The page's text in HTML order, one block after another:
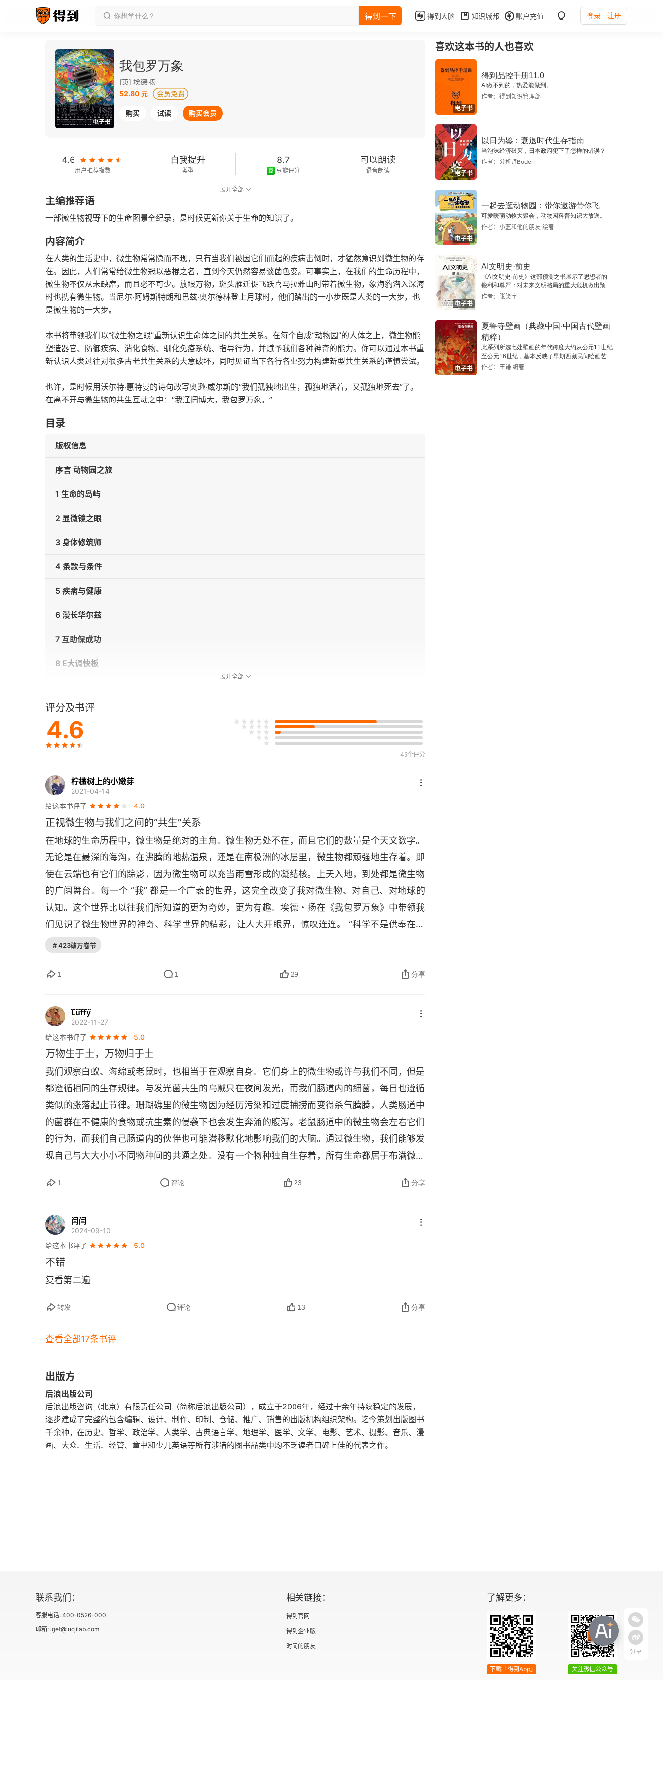
得到一下 得到大脑 知识城邦 账户充值 登录 注册
电子书
我包罗万象
[英] 埃德·扬
52.80 元
购买 试读 购买会员
4.6
用户推荐指数
自我提升
类型
8.7
豆瓣评分
可以朗读
语音朗读
字数
展开全部
主编推荐语
一部微生物视野下的生命图景全纪录，是时候更新你关于生命的知识了。
内容简介
在人类的生活史中，微生物常常隐而不现，只有当我们被因它们而起的疾病击倒时，才猛然意识到微生物的存
在。因此，人们常常给微生物冠以恶棍之名，直到今天仍然容易谈菌色变。可事实上，在我们的生命历程中，
微生物不仅从未缺席，而且必不可少。放眼万物，斑头雁迁徙飞跃喜马拉雅山时带着微生物，象海豹潜入深海
时也携有微生物。当尼尔·阿姆斯特朗和巴兹·奥尔德林登上月球时，他们踏出的一小步既是人类的一大步，也
是微生物的一大步。
本书将带领我们以“微生物之眼”重新认识生命体之间的共生关系。在每个自成“动物园”的人体之上，微生物能
塑造器官、防御疾病、消化食物、驯化免疫系统、指导行为，并赋予我们各种神奇的能力。你可以通过本书重
新认识人类过往对很多古老共生关系的大意破坏，同时见证当下各行各业努力构建新型共生关系的谨慎尝试。
也许，是时候用沃尔特·惠特曼的诗句改写奥逊·威尔斯的“我们孤独地出生，孤独地活着，又孤独地死去”了。
在离不开与微生物的共生互动之中：“我辽阔博大，我包罗万象。”
目录
版权信息
序言 动物园之旅
1 生命的岛屿
2 显微镜之眼
3 身体修筑师
4 条款与条件
5 疾病与健康
6 漫长华尔兹
7 互助保成功
8 E大调快板
10 明日的世界
致谢
参考文献
译后记
展开全部
评分及书评
4.6
45个评分
柠檬树上的小嫩芽
2021-04-14
给这本书评了
4.0
正视微生物与我们之间的“共生”关系
在地球的生命历程中，微生物是绝对的主角。微生物无处不在，而且它们的数量是个天文数字。
无论是在最深的海沟，在沸腾的地热温泉，还是在南极洲的冰层里，微生物都顽强地生存着。即
使在云端也有它们的踪影，因为微生物可以充当雨雪形成的凝结核。上天入地，到处都是微生物
的广阔舞台。每一个 “我” 都是一个广袤的世界，这完全改变了我对微生物、对自己、对地球的
认知。这个世界比以往我们所知道的更为奇妙，更为有趣。埃德・扬在《我包罗万象》中带领我
们见识了微生物世界的神奇、科学世界的精彩，让人大开眼界，惊叹连连。 “科学不是供奉在象
牙塔里的东西，它存在于我们的身边，影响着我们的生活，陪伴着人类的文明。”
# 423破万卷节
1 1 29 分享
L⃛u⃛f⃛f⃛y⃛
2022-11-27
给这本书评了
5.0
万物生于土，万物归于土
我们观察白蚁、海绵或老鼠时，也相当于在观察自身。它们身上的微生物或许与我们不同，但是
都遵循相同的生存规律。与发光菌共生的乌贼只在夜间发光，而我们肠道内的细菌，每日也遵循
类似的涨落起止节律。珊瑚礁里的微生物因为经历污染和过度捕捞而变得杀气腾腾，人类肠道中
的菌群在不健康的食物或抗生素的侵袭下也会发生奔涌的腹泻。老鼠肠道中的微生物会左右它们
的行为，而我们自己肠道内的伙伴也可能潜移默化地影响我们的大脑。通过微生物，我们能够发
现自己与大大小小不同物种间的共通之处。没有一个物种独自生存着，所有生命都居于布满微生
筑以及周围的环境之间跋涉，它们使我们彼此相连，也使我们与世界相连。
1 评论 23 分享
闫闫
2024-09-10
给这本书评了
5.0
不错
复看第二遍
转发 评论 13 分享
查看全部17条书评
出版方
后浪出版公司
后浪出版咨询（北京）有限责任公司（简称后浪出版公司），成立于2006年，经过十余年持续稳定的发展，
逐步建成了完整的包含编辑、设计、制作、印制、仓储、推广、销售的出版机构组织架构。迄今策划出版图书
千余种，在历史、哲学、政治学、人类学、古典语言学、地理学、医学、文学、电影、艺术、摄影、音乐、漫
画、大众、生活、经管、童书和少儿英语等所有涉猎的图书品类中均不乏读者口碑上佳的代表之作。
喜欢这本书的人也喜欢
电子书
得到品控手册11.0
AI做不到的，热爱能做到。
作者：得到知识管理部
电子书
以日为鉴：衰退时代生存指南
当泡沫经济破灭，日本政府犯下了怎样的错误？
作者：分析师Boden
电子书
一起去逛动物园：带你遨游带你飞
可爱暖萌动物大聚会，动物园科普知识大放送。
作者：小蓝和他的朋友 绘著
电子书
AI文明史·前史
《AI文明史·前史》这部预测之书展示了思想者的
锐利和尊严：对未来文明格局的重大危机做出预
警，提示人类做出智慧的选择。
作者：张笑宇
电子书
夏鲁寺壁画（典藏中国·中国古代壁画
精粹）
此系列所选七处壁画的年代跨度大约从公元11世纪
至公元16世纪，基本反映了早期西藏民间绘画艺术
的风貌。
作者：王谦 编著
分享
联系我们：
客服电话: 400-0526-000
邮箱: iget@luojilab.com
相关链接：
得到官网
得到企业版
时间的朋友
了解更多：
下载「得到App」 关注微信公众号